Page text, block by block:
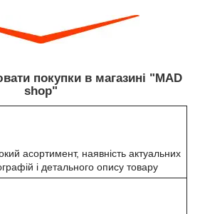
покупки в магазині "MAD
shop"
асортимент, наявність актуальних
і детального опису товару